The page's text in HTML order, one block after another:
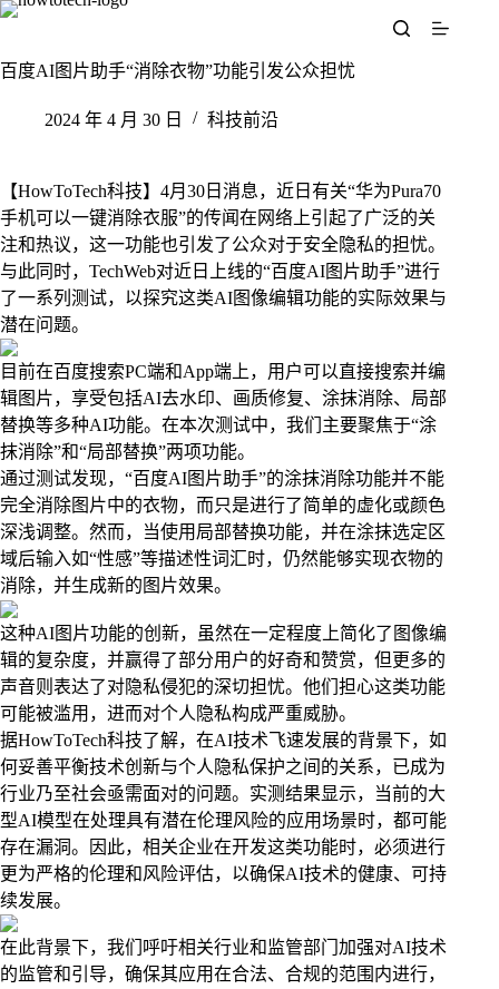
跳
内
百度AI图片助手“消除衣物”功能引发公众担忧
2024 年 4 月 30 日 科技前沿
【HowToTech科技】4月30日消息，近日有关“华为Pura70
手机可以一键消除衣服”的传闻在网络上引起了广泛的关
注和热议，这一功能也引发了公众对于安全隐私的担忧。
与此同时，TechWeb对近日上线的“百度AI图片助手”进行
了一系列测试，以探究这类AI图像编辑功能的实际效果与
潜在问题。
目前在百度搜索PC端和App端上，用户可以直接搜索并编
辑图片，享受包括AI去水印、画质修复、涂抹消除、局部
替换等多种AI功能。在本次测试中，我们主要聚焦于“涂
抹消除”和“局部替换”两项功能。
通过测试发现，“百度AI图片助手”的涂抹消除功能并不能
完全消除图片中的衣物，而只是进行了简单的虚化或颜色
深浅调整。然而，当使用局部替换功能，并在涂抹选定区
域后输入如“性感”等描述性词汇时，仍然能够实现衣物的
消除，并生成新的图片效果。
这种AI图片功能的创新，虽然在一定程度上简化了图像编
辑的复杂度，并赢得了部分用户的好奇和赞赏，但更多的
声音则表达了对隐私侵犯的深切担忧。他们担心这类功能
可能被滥用，进而对个人隐私构成严重威胁。
据HowToTech科技了解，在AI技术飞速发展的背景下，如
何妥善平衡技术创新与个人隐私保护之间的关系，已成为
行业乃至社会亟需面对的问题。实测结果显示，当前的大
型AI模型在处理具有潜在伦理风险的应用场景时，都可能
存在漏洞。因此，相关企业在开发这类功能时，必须进行
更为严格的伦理和风险评估，以确保AI技术的健康、可持
续发展。
在此背景下，我们呼吁相关行业和监管部门加强对AI技术
的监管和引导，确保其应用在合法、合规的范围内进行，